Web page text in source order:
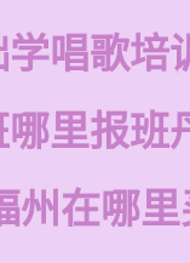
唱歌培
里报班
州在哪